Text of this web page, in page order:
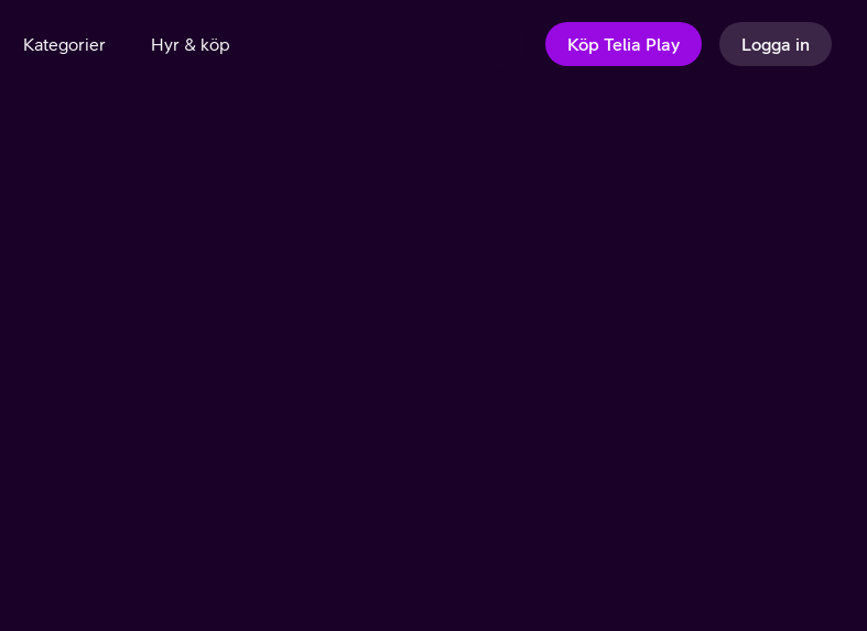
Kategorier Hyr & köp Köp Telia Play Logga in